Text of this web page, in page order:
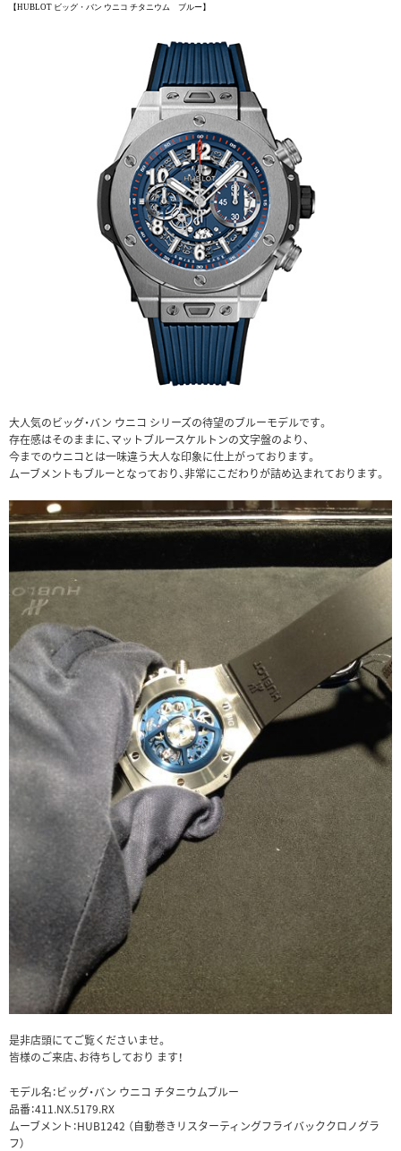
【HUBLOT ビッグ・バン ウニコ チタニウム ブルー】
大人気のビッグ・バン ウニコ シリーズの待望のブルーモデルです。
存在感はそのままに、マットブルースケルトンの文字盤のより、
今までのウニコとは一味違う大人な印象に仕上がっております。
ムーブメントもブルーとなっており、非常にこだわりが詰め込まれております。
是非店頭にてご覧くださいませ。
皆様のご来店、お待ちしており ます！
モデル名：ビッグ・バン ウニコ チタニウムブルー
品番：411.NX.5179.RX
ムーブメント：HUB1242 （自動巻きリスターティングフライバッククロノグラ
フ）